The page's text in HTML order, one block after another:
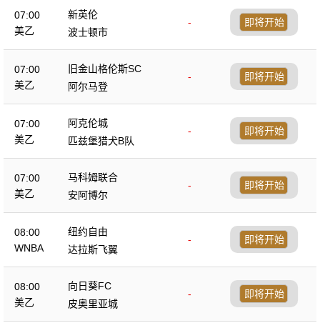
07:00
美乙
新英伦
-
波士顿市
即将开始
07:00
美乙
旧金山格伦斯SC
-
阿尔马登
即将开始
07:00
美乙
阿克伦城
-
匹兹堡猎犬B队
即将开始
07:00
美乙
马科姆联合
-
安阿博尔
即将开始
08:00
WNBA
纽约自由
-
达拉斯飞翼
即将开始
08:00
美乙
向日葵FC
-
皮奥里亚城
即将开始